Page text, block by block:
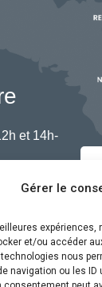
Gérer le
et/ou accéder
nous
navigation ou les
et 14h-